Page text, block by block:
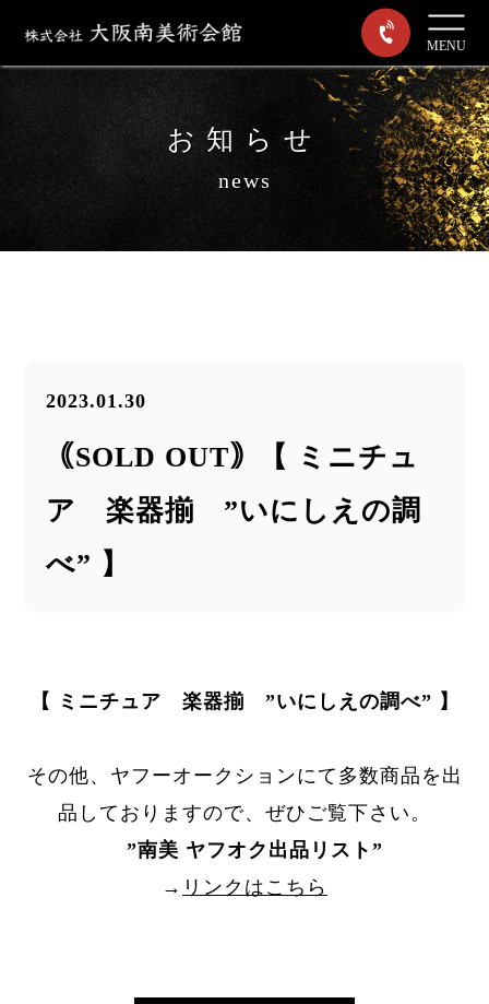
MENU
お知らせ
news
2023.01.30
｟SOLD OUT｠【 ミニチュ
ア 楽器揃 ”いにしえの調
べ” 】
【 ミニチュア 楽器揃 ”いにしえの調べ” 】
その他、ヤフーオークションにて多数商品を出
品しておりますので、ぜひご覧下さい。
”南美 ヤフオク出品リスト ”
→ リンクはこちら